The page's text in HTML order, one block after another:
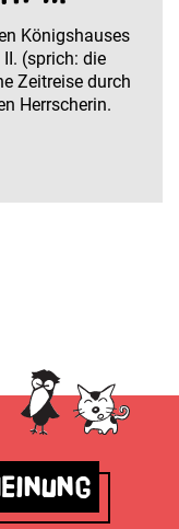
Königshauses
(sprich: die
Zeitreise durch
Herrscherin.